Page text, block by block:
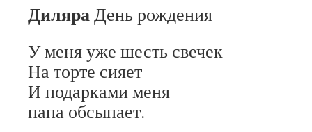
ДиляраДень рождения
У меня уже шесть свечек
На торте сияет
И подарками меня
папа обсыпает.